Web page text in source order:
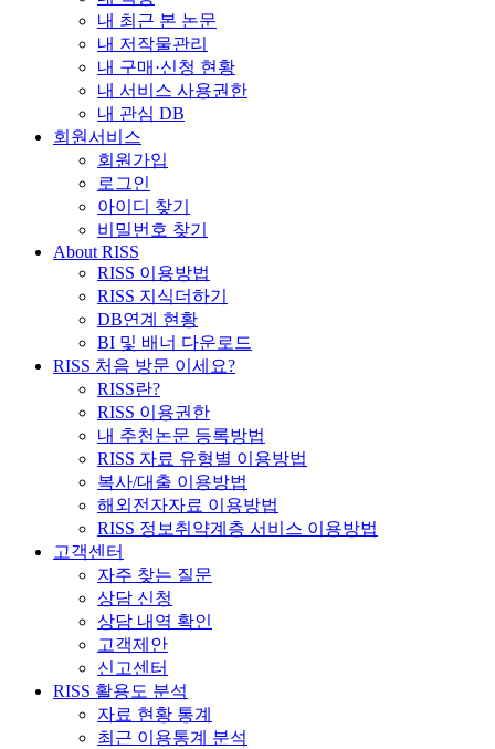
내 최근 본 논문
내 저작물관리
내 구매·신청 현황
내 서비스 사용권한
내 관심 DB
회원서비스
회원가입
로그인
아이디 찾기
비밀번호 찾기
About RISS
RISS 이용방법
RISS 지식더하기
DB연계 현황
BI 및 배너 다운로드
RISS 처음 방문 이세요?
RISS란?
RISS 이용권한
내 추천논문 등록방법
RISS 자료 유형별 이용방법
복사/대출 이용방법
해외전자자료 이용방법
RISS 정보취약계층 서비스 이용방법
고객센터
자주 찾는 질문
상담 신청
상담 내역 확인
고객제안
신고센터
RISS 활용도 분석
자료 현황 통계
최근 이용통계 분석